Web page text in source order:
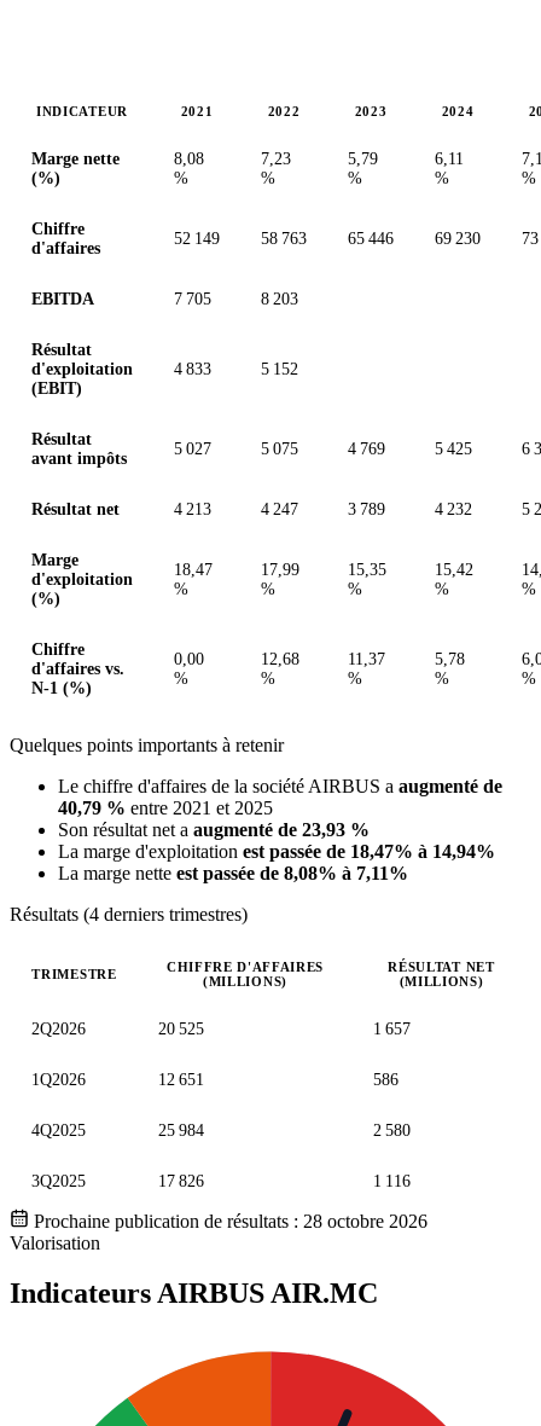
INDICATEUR 2021 2022 2023 2024
Marge nette
(%)
8,08
%
7,23
%
5,79
%
6,11
%
%
Chiffre
d'affaires
52 149 58 763 65 446 69 230
EBITDA 7 705 8 203
Résultat
d'exploitation
(EBIT)
4 833 5 152
Résultat
avant impôts
5 027 5 075 4 769 5 425 6
Résultat net 4 213 4 247 3 789 4 232 5
Marge
d'exploitation
(%)
18,47
%
17,99
%
15,35
%
15,42
%
%
Chiffre
d'affaires vs.
N-1 (%)
0,00
%
12,68
%
11,37
%
5,78
%
%
Quelques points importants à retenir
Le chiffre d'affaires de la société AIRBUS a augmenté de
40,79 % entre 2021 et 2025
Son résultat net a augmenté de 23,93 %
La marge d'exploitation est passée de 18,47% à 14,94%
La marge nette est passée de 8,08% à 7,11%
Résultats (4 derniers trimestres)
TRIMESTRE
CHIFFRE D'AFFAIRES
(MILLIONS)
RÉSULTAT NET
(MILLIONS)
2Q2026 20 525 1 657
1Q2026 12 651 586
4Q2025 25 984 2 580
3Q2025 17 826 1 116
Prochaine publication de résultats : 28 octobre 2026
Valorisation
Indicateurs AIRBUSAIR.MC